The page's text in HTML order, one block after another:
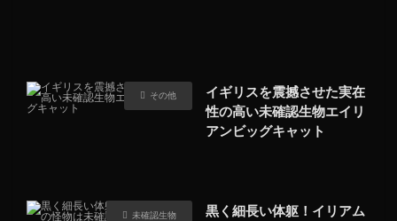
その他
イギリスを震撼させた実在
性の高い未確認生物エイリ
アンビッグキャット
未確認生物
黒く細長い体躯！イリアム